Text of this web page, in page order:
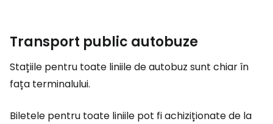
Transport public autobuze
Stațiile pentru toate liniile de autobuz sunt chiar în
fața terminalului.
Biletele pentru toate liniile pot fi achiziționate de la